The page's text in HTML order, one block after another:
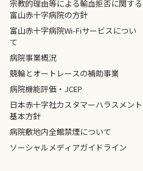
宗教的理由等による輸血拒否に関する
富山赤十字病院の方針
富山赤十字病院Wi-Fiサービスについ
て
病院事業概況
競輪とオートレースの補助事業
病院機能評価・JCEP
日本赤十字社カスタマーハラスメント
基本方針
病院敷地内全館禁煙について
ソーシャルメディアガイドライン